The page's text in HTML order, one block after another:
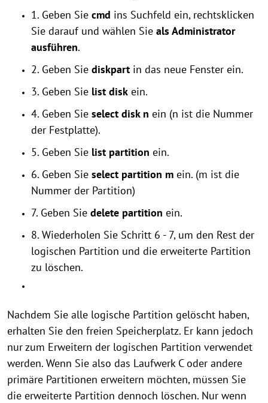
1. Geben Sie cmd ins Suchfeld ein, rechtsklicken
Sie darauf und wählen Sie als Administrator
ausführen.
2. Geben Sie diskpart in das neue Fenster ein.
3. Geben Sie list disk ein.
4. Geben Sie select disk n ein (n ist die Nummer
der Festplatte).
5. Geben Sie list partition ein.
6. Geben Sie select partition m ein. (m ist die
Nummer der Partition)
7. Geben Sie delete partition ein.
8. Wiederholen Sie Schritt 6 - 7, um den Rest der
logischen Partition und die erweiterte Partition
zu löschen.
Nachdem Sie alle logische Partition gelöscht haben,
erhalten Sie den freien Speicherplatz. Er kann jedoch
nur zum Erweitern der logischen Partition verwendet
werden. Wenn Sie also das Laufwerk C oder andere
primäre Partitionen erweitern möchten, müssen Sie
die erweiterte Partition dennoch löschen. Nur wenn